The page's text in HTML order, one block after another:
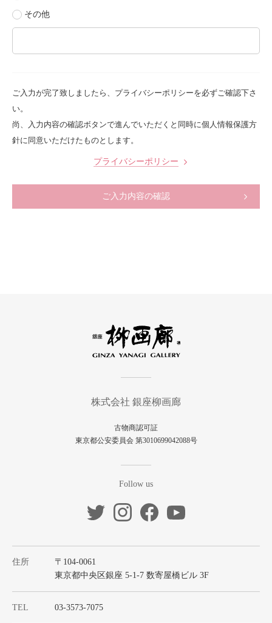
その他
ご入力が完了致しましたら、プライバシーポリシーを必ずご確認下さ
い。
尚、入力内容の確認ボタンで進んでいただくと同時に個人情報保護方
針に同意いただけたものとします。
プライバシーポリシー
ご入力内容の確認
株式会社 銀座柳画廊
古物商認可証
東京都公安委員会 第3010699042088号
Follow us
住所
〒104-0061
東京都中央区銀座 5-1-7 数寄屋橋ビル 3F
TEL 03-3573-7075